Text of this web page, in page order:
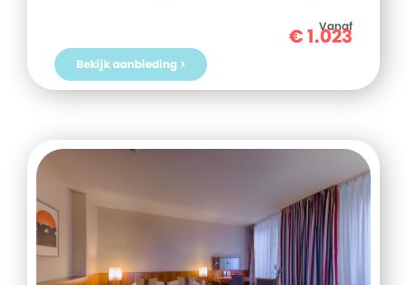
Vanaf
€1.023
Bekijk aanbieding >